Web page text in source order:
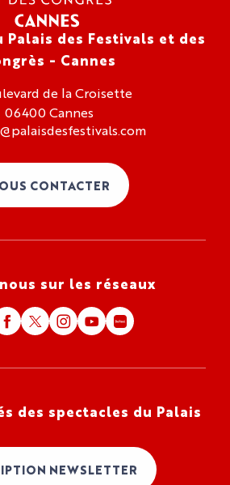
des Festivals et des
- Cannes
de la Croisette
06400 Cannes
CONTACTER
sur les réseaux
des spectacles du Palais
NEWSLETTER